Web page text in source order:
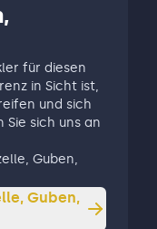
für diesen
in Sicht ist,
und sich
Sie sich uns an
Guben,
Guben,